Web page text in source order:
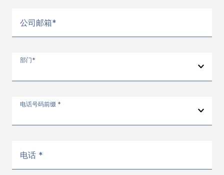
公司邮箱*
部门*
电话号码前缀 *
电话 *